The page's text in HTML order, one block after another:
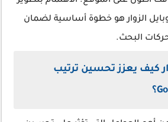
الزوار هو خطوة أساسية لضمان
البحث.
كيف يعزز تحسين ترتيب